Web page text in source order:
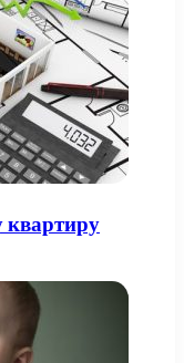
квартиру